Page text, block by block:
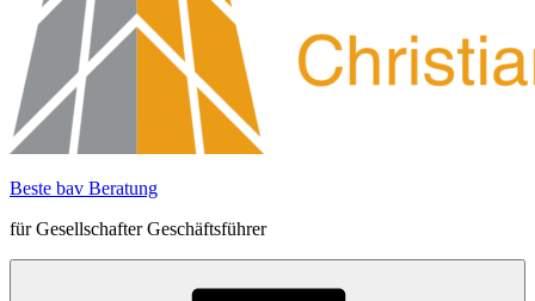
Beste bav Beratung
für Gesellschafter Geschäftsführer